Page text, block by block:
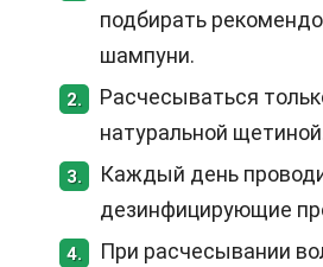
подбирать
шампуни.
2.
Расчесываться
натуральной
3.
Каждый день
дезинфицирующие
4.
При расчесывании